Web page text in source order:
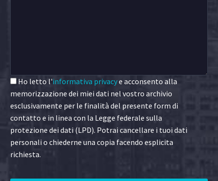
Ho letto l'informativa privacye acconsento alla
memorizzazione dei miei dati nel vostro archivio
esclusivamente per le finalità del presente form di
contatto e in linea con la Legge federale sulla
protezione dei dati (LPD). Potrai cancellare i tuoi dati
personali o chiederne una copia facendo esplicita
richiesta.